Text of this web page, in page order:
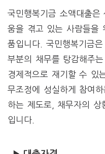
국민행복기금 소액대출은
움을 겪고 있는 사람들을
품입니다. 국민행복기금
부분의 채무를 탕감해주
경제적으로 재기할 수 있
무조정에 성실하게 참여
하는 제도로, 채무자의 상
입니다.